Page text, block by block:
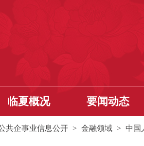
临夏概况 要闻动态
共企事业信息公开 > 金融领域 > 中国